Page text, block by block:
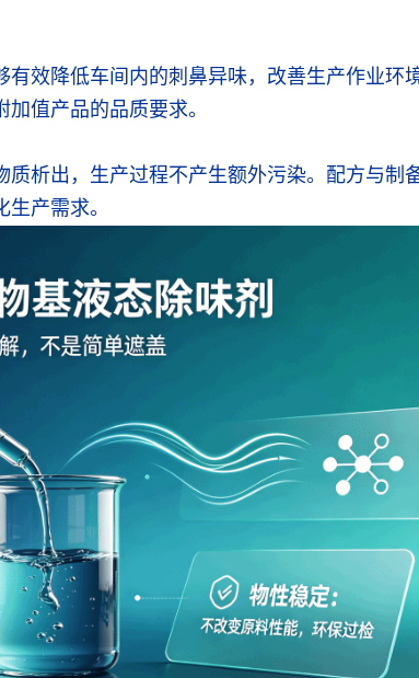
效降低车间内的刺鼻异味，改善生产作业
值产品的品质要求。
析出，生产过程不产生额外污染。配方与制
产需求。